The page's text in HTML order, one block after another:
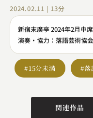
2024.02.11 | 13分
新宿末廣亭 2024年2月中
演奏・協力：落語芸術協
#15分未満 #落
関連作品